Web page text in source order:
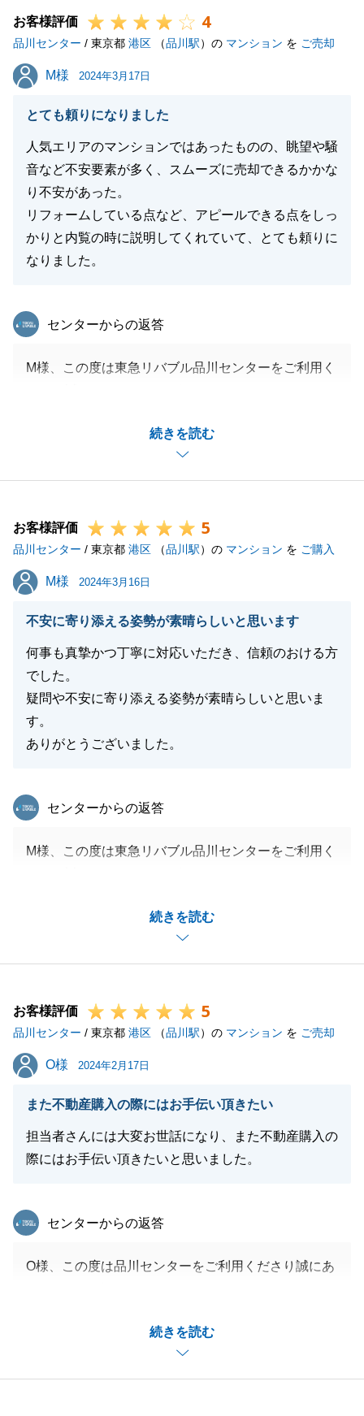
し上げます。
お客様評価 4
品川センター / 東京都 港区 （品川駅）の マンション を ご売却
M様
M様 2024年3月17日
とても頼りになりました
人気エリアのマンションではあったものの、眺望や騒
音など不安要素が多く、スムーズに売却できるかかな
り不安があった。
リフォームしている点など、アピールできる点をしっ
かりと内覧の時に説明してくれていて、とても頼りに
なりました。
続きを読む
東急リバブル
センターからの返答
M様、この度は東急リバブル品川センターをご利用く
ってくださるお客様が見つけられたこと、大変嬉しく
お引越しも終わり無事に新生活を始めてらっしゃると
M様におかれましても新しい場所での新生活を楽しん
でくださいませ。
また何かございましたらいつでもお気軽にご相談くだ
さい。
引き続きどうぞ宜しくお願いいたします。
閉じる
お客様評価 5
品川センター / 東京都 港区 （品川駅）の マンション を ご購入
M様
M様 2024年3月16日
不安に寄り添える姿勢が素晴らしいと思います
何事も真摯かつ丁寧に対応いただき、信頼のおける方
でした。
疑問や不安に寄り添える姿勢が素晴らしいと思いま
す。
ありがとうございました。
続きを読む
東急リバブル
センターからの返答
M様、この度は東急リバブル品川センターをご利用く
不動産の購入にはご不安が付き物かと存じますが、無
事にご納得いただけるお部屋にお住み替えが出来たこ
また何かございましたらいつでもお気軽にご相談くだ
さいませ。
引き続きどうぞ宜しくお願いいたします。
閉じる
お客様評価 5
品川センター / 東京都 港区 （品川駅）の マンション を ご売却
O様
O様 2024年2月17日
また不動産購入の際にはお手伝い頂きたい
担当者さんには大変お世話になり、また不動産購入の
際にはお手伝い頂きたいと思いました。
続きを読む
東急リバブル
センターからの返答
O様、この度は品川センターをご利用くださり誠にあ
またO様のお力になれればと存じますので、引き続き
どうぞ宜しくお願いいたします。